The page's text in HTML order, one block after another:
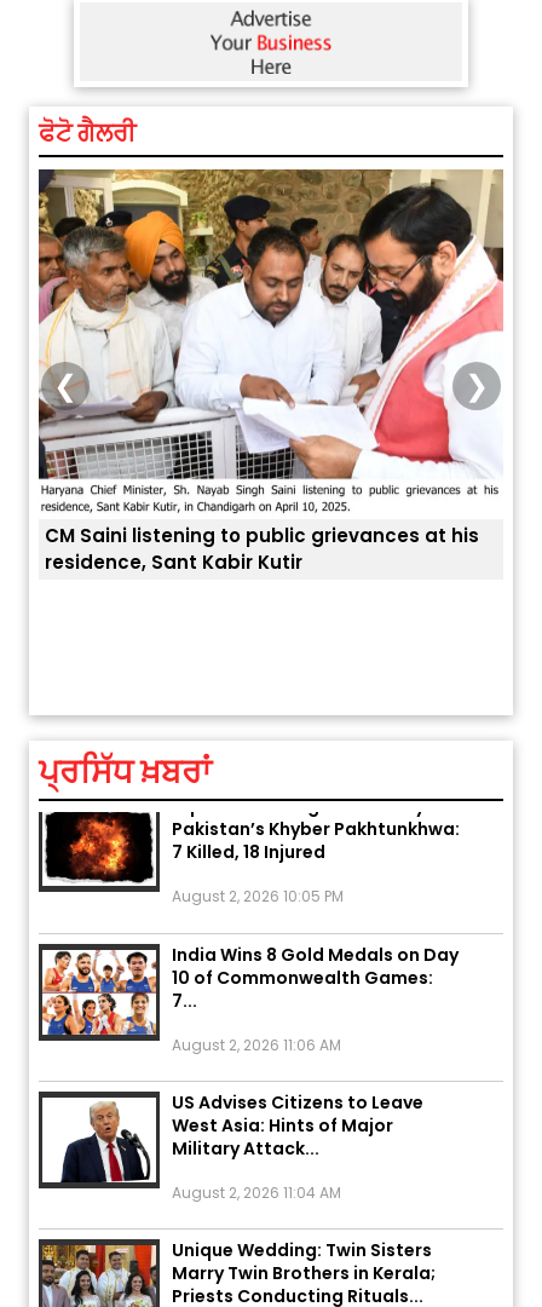
ਫੋਟੋ ਗੈਲਰੀ
CM Saini listening to public grievances at his
residence, Sant Kabir Kutir
❮ ❯
ਪ੍ਰਸਿੱਧ ਖ਼ਬਰਾਂExplosion During Peace Rally in
Pakistan’s Khyber Pakhtunkhwa:
7 Killed, 18 Injured
India Wins 8 Gold Medals on Day
10 of Commonwealth Games:
7...
US Advises Citizens to Leave
West Asia: Hints of Major
Military Attack...
Unique Wedding: Twin Sisters
Marry Twin Brothers in Kerala;
Priests Conducting Rituals...